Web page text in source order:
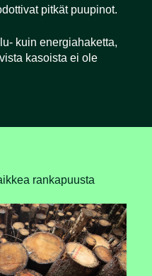
pitkät puupinot.
kuin energiahaketta,
kasoista ei ole
rankapuusta